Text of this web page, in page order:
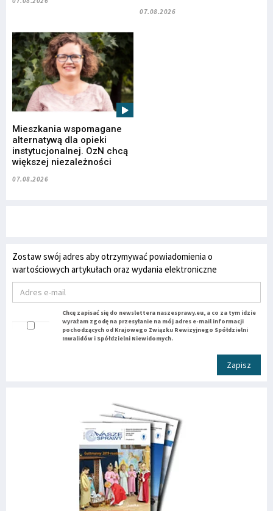
07.08.2026
Mieszkania wspomagane
alternatywą dla opieki
instytucjonalnej. OzN chcą
większej niezależności
07.08.2026
Zostaw swój adres aby otrzymywać powiadomienia o
wartościowych artykułach oraz wydania elektroniczne
Chcę zapisać się do newslettera naszesprawy.eu, a co za tym idzie
wyrażam zgodę na przesyłanie na mój adres e-mail informacji
pochodzących od Krajowego Związku Rewizyjnego Spółdzielni
Inwalidów i Spółdzielni Niewidomych.
Zapisz